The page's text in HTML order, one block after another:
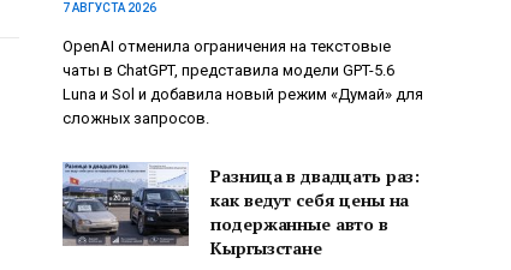
7 АВГУСТА 2026
OpenAI отменила ограничения на текстовые
чаты в ChatGPT, представила модели GPT-5.6
Luna и Sol и добавила новый режим «Думай» для
сложных запросов.
Разница в двадцать раз:
как ведут себя цены на
подержанные авто в
Кыргызстане